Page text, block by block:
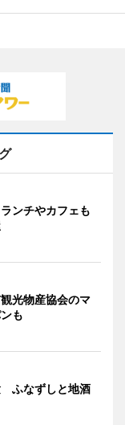
ンチやカフェも
光物産協会のマ
も
ふなずしと地酒